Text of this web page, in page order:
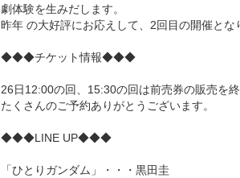
劇体験を生みだします。
昨年 の大好評にお応えして、2回目の開催とな
◆◆◆チケット情報◆◆◆
26日12:00の回、15:30の回は前売券の販売を
たくさんのご予約ありがとうございます。
◆◆◆LINE UP◆◆◆
「ひとりガンダム」・・・黒田圭